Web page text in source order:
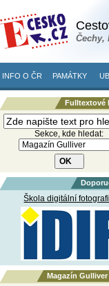
Čechy,
INFO O ČR PAMÁTKY
Fulltextové
Sekce, kde hledat:
Škola digitální
Magazín Gulliver